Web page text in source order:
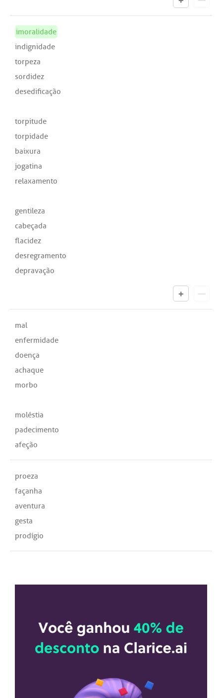
imoralidade
indignidade
torpeza
sordidez
desedificação
torpitude
torpidade
baixura
jogatina
relaxamento
gentileza
cabeçada
flacidez
desregramento
depravação
mal
enfermidade
doença
achaque
morbo
moléstia
padecimento
afeção
proeza
façanha
aventura
gesta
prodígio